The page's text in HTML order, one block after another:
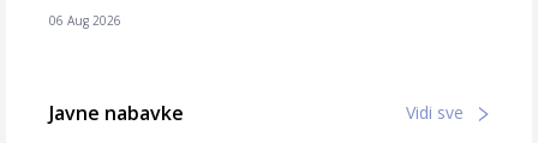
06 Aug 2026
Javne nabavke Vidi sve